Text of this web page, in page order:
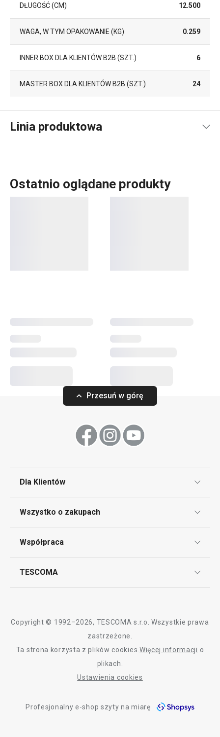
DŁUGOŚĆ (CM) 12.500
WAGA, W TYM OPAKOWANIE (KG) 0.259
INNER BOX DLA KLIENTÓW B2B (SZT.) 6
MASTER BOX DLA KLIENTÓW B2B (SZT.) 24
Linia produktowa
Ostatnio oglądane produkty
Przesuń w górę
Dla Klientów
Bony podarunkowe
Wszystko o zakupach
Dostawa i sposoby płatności
Współpraca
TESCOMA
Graficzne oznaczenie produktów
Polityka prywatności
Copyright © 1992–2026, TESCOMA s.r.o. Wszystkie prawa
zastrzeżone.
Ta strona korzysta z plików cookies. Więcej informacji o
plikach.
Ustawienia cookies
Profesjonalny e-shop szyty na miarę